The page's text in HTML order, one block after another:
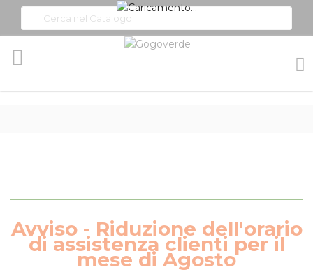
Avviso - Riduzione dell'orario
di assistenza clienti per il
mese di Agosto